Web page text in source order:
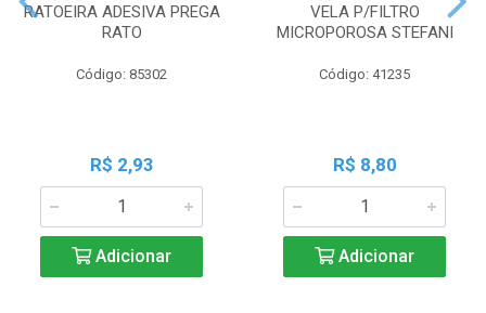
RATOEIRA ADESIVA PREGA
RATO
Código: 85302
R$ 2,93
Adicionar
VELA P/FILTRO
MICROPOROSA STEFANI
Código: 41235
R$ 8,80
Adicionar